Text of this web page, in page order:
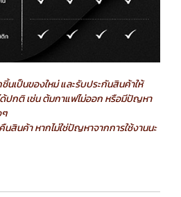
นเป็นของใหม่ และรับประกันสินค้าให้
ปกติ เช่น ต้มกาแฟไม่ออก หรือมีปัญหา
สินค้า หากไม่ใช่ปัญหาจากการใช้งานนะ